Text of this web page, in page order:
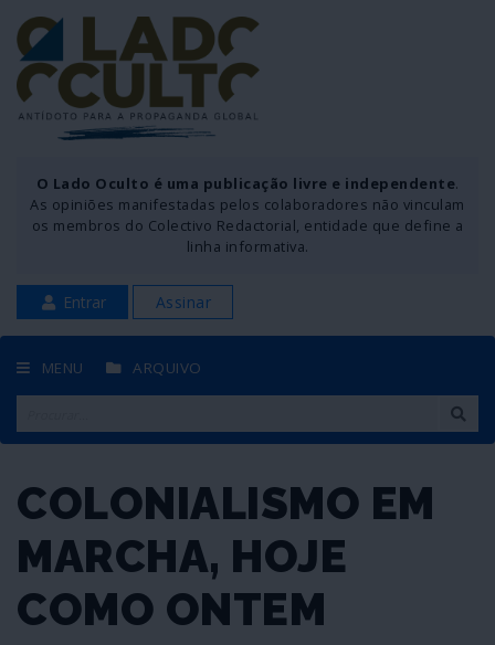
O Lado Oculto é uma publicação livre e independente.
As opiniões manifestadas pelos colaboradores não vinculam
os membros do Colectivo Redactorial, entidade que define a
linha informativa.
Entrar Assinar
MENU ARQUIVO
COLONIALISMO EM
MARCHA, HOJE
COMO ONTEM